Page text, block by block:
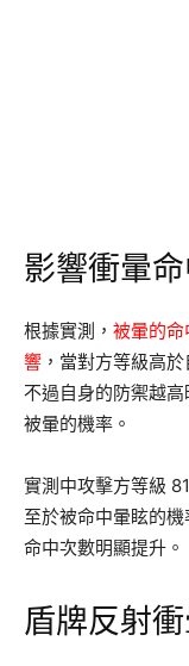
影響衝暈
根據實測， 被暈的
響 ，當對方等級高
不過自身的防禦越
被暈的機率。
實測中攻擊方等級
至於被命中暈眩的
命中次數明顯提升。
盾牌反射